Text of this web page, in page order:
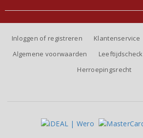
Inloggen of registreren Klantenservice
Algemene voorwaarden
Leeftijdscheck
Herroepingsrecht